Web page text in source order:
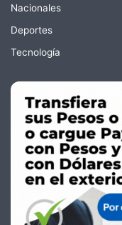
Nacionales
Deportes
Tecnología